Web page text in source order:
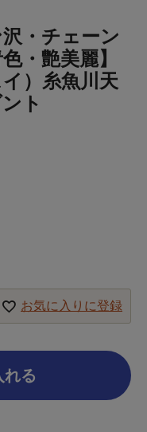
・チェーン
・艶美麗】
）糸魚川天
ト
お気に入りに登録
れる